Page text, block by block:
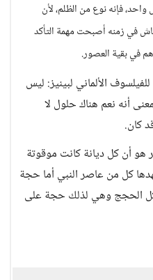
فإنه نوع من الظلم، لأن
في زمنه أصبحت مهمة التأكد
في بقية العصور.
الألماني لبينيز: ليس
أنه نعم هناك حلول لا
كان.
هو أن كل ديانة كانت موقوتة
كل من عاصر النبي أما حجة
الحجج وهي لذلك حجة على